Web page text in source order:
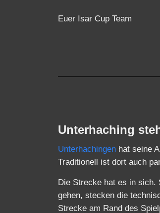
Euer Isar Cup Team
Unterhaching
Unterhachingen hat seine
Traditionell ist dort auch
Die Strecke hat es in sich.
gehen, stecken die
Strecke am Rand des